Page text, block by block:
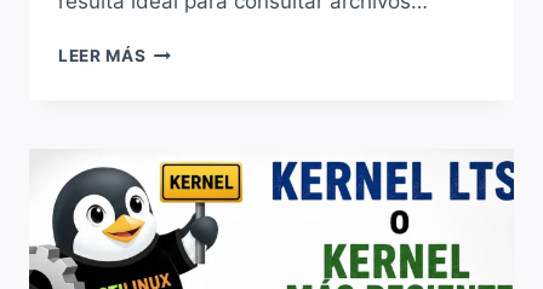
LEER MÁS CÓMO
LINUX:
VISUALIZAR
Y
COMBINAR